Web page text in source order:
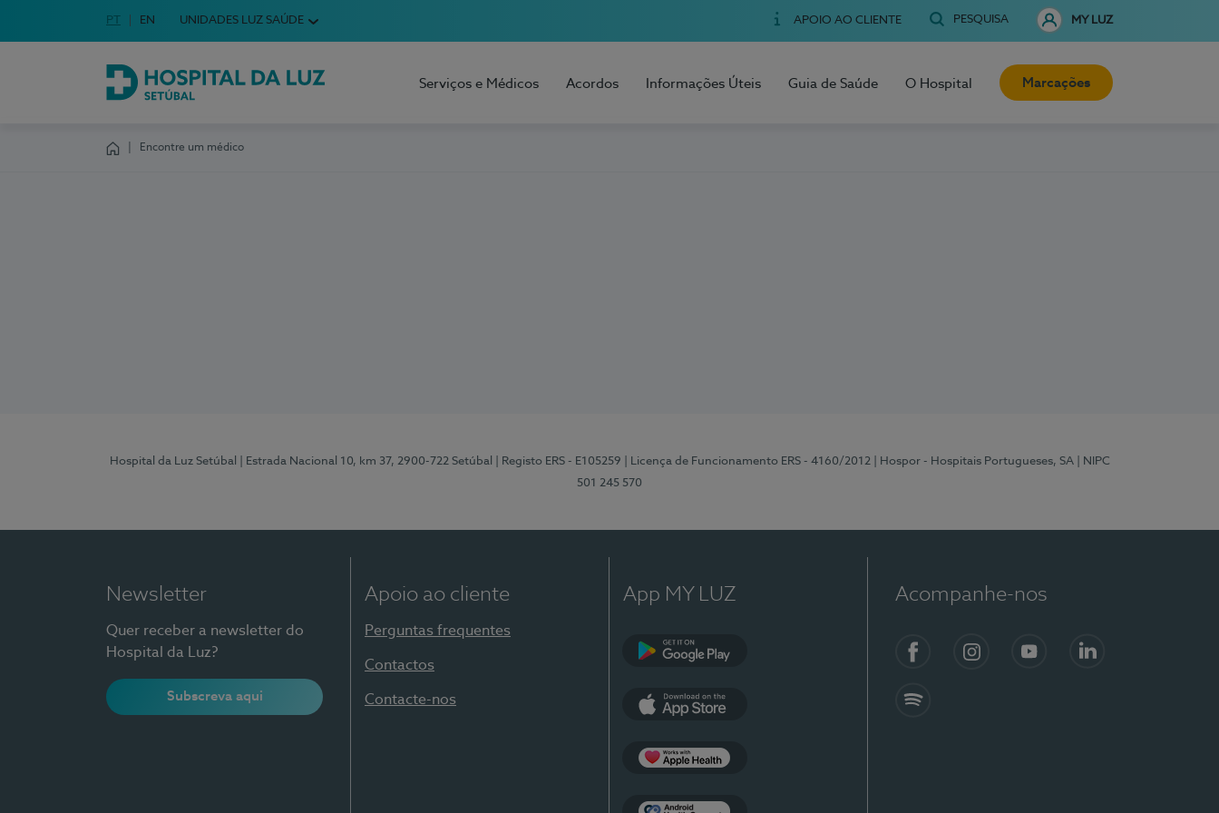
Escolha o seu idioma
Idioma em Português
PT English Language
EN UNIDADES LUZ SAÚDE APOIO AO CLIENTE PESQUISA MY LUZ
Hospital da Luz Setúbal
Serviços e Médicos Acordos Informações Úteis Guia de Saúde O Hospital Marcações
Encontre um médico
Hospital da Luz Setúbal | Estrada Nacional 10, km 37, 2900-722 Setúbal | Registo ERS - E105259 | Licença de Funcionamento ERS - 4160/2012 | Hospor - Hospitais Portugueses, SA
| NIPC
501 245 570
Newsletter
Quer receber a newsletter do
Hospital da Luz?
Subscreva aqui
Apoio ao cliente
Perguntas frequentes
Contactos
Contacte-nos
App MY LUZ Acompanhe-nos